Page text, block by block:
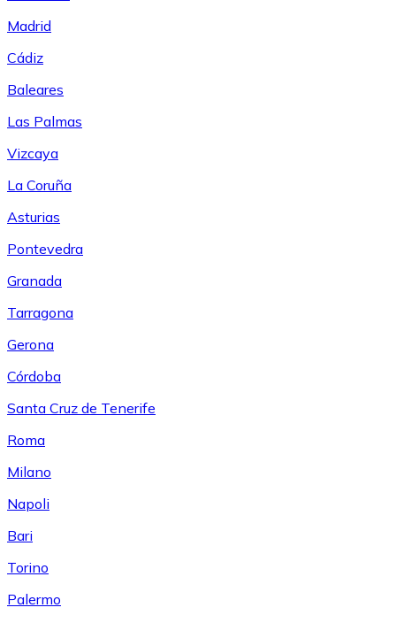
Madrid
Cádiz
Baleares
Las Palmas
Vizcaya
La Coruña
Asturias
Pontevedra
Granada
Tarragona
Gerona
Córdoba
Santa Cruz de Tenerife
Roma
Milano
Napoli
Bari
Torino
Palermo